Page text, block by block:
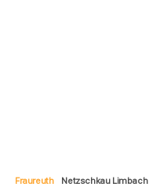
Fraureuth Netzschkau Limbach